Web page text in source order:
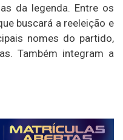
da legenda. Entre os
buscará a reeleição e
nomes do partido,
Também integram a